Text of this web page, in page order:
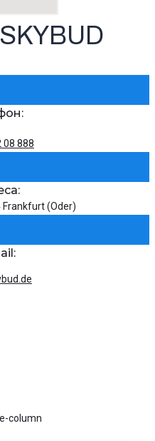
08 888
Frankfurt (Oder)